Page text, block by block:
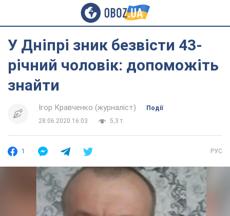
У Дніпрі зник безвісти 43-
річний чоловік: допоможіть
знайти
Ігор Кравченко (журналіст)
Події
28.06.2020 16:03
5,3 т.
1 РУС